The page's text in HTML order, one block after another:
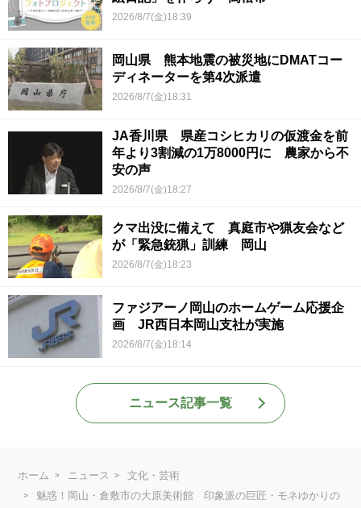
2026/8/7(金)18:39
岡山県 熊本地震の被災地にDMATコー
ディネーターを第4次派遣
2026/8/7(金)18:31
JA香川県 県産コシヒカリの仮渡金を前
年より3割減の1万8000円に 農家から不
安の声
2026/8/7(金)18:27
クマ出没に備えて 真庭市や猟友会など
が「緊急銃猟」訓練 岡山
2026/8/7(金)18:23
ファジアーノ岡山のホームゲーム応援企
画 JR西日本岡山支社が実施
2026/8/7(金)18:14
ニュース記事一覧
ホーム ニュース
文化・芸術
魅惑！岡山・倉敷市の大原美術館 印象派の巨匠・モネゆかりの